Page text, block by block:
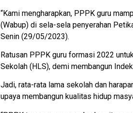
“Kami mengharapkan, PPPK guru
(Wabup) di sela-sela penyerahan
Senin (29/05/2023).
Ratusan PPPK guru formasi 2022
Sekolah (HLS), demi membangun
Jadi, rata-rata lama sekolah dan
upaya membangun kualitas hidup